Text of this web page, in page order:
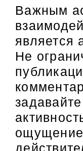
Важным
является
Не